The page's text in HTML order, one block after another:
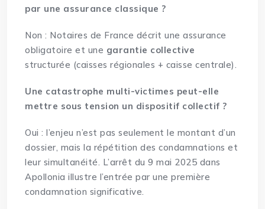
par une assurance classique ?
Non : Notaires de France décrit une assurance
obligatoire et une garantie collective
structurée (caisses régionales + caisse centrale).
Une catastrophe multi-victimes peut-elle
mettre sous tension un dispositif collectif ?
Oui : l’enjeu n’est pas seulement le montant d’un
dossier, mais la répétition des condamnations et
leur simultanéité. L’arrêt du 9 mai 2025 dans
Apollonia illustre l’entrée par une première
condamnation significative.